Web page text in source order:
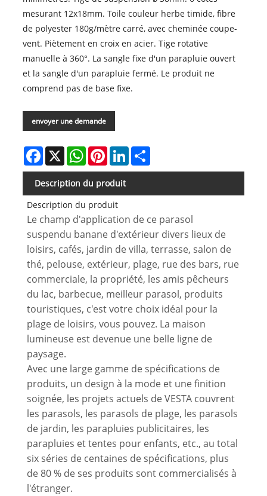
mesurant 12x18mm. Toile couleur herbe timide, fibre
de polyester 180g/mètre carré, avec cheminée coupe-
vent. Piètement en croix en acier. Tige rotative
manuelle à 360°. La sangle fixe d'un parapluie ouvert
et la sangle d'un parapluie fermé. Le produit ne
comprend pas de base fixe.
envoyer une demande
Facebook
X WhatsAppPinterestLinkedInShare
Description du produit
Description du produit
Le champ d'application de ce parasol
suspendu banane d'extérieur divers lieux de
loisirs, cafés, jardin de villa, terrasse, salon de
thé, pelouse, extérieur, plage, rue des bars, rue
commerciale, la propriété, les amis pêcheurs
du lac, barbecue, meilleur parasol, produits
touristiques, c'est votre choix idéal pour la
plage de loisirs, vous pouvez. La maison
lumineuse est devenue une belle ligne de
paysage.
Avec une large gamme de spécifications de
produits, un design à la mode et une finition
soignée, les projets actuels de VESTA couvrent
les parasols, les parasols de plage, les parasols
de jardin, les parapluies publicitaires, les
parapluies et tentes pour enfants, etc., au total
six séries de centaines de spécifications, plus
de 80 % de ses produits sont commercialisés à
l'étranger.